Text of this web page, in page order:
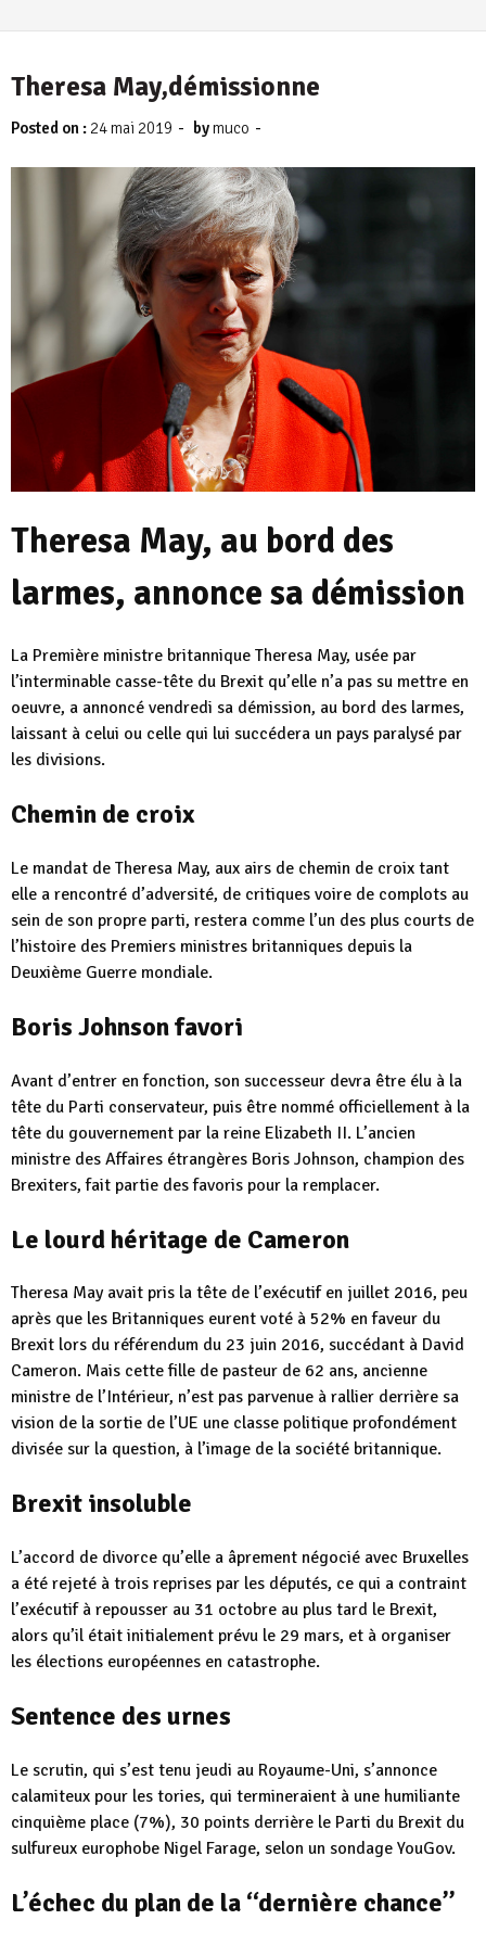
Theresa May,démissionne
Posted on : 24 mai 2019 - bymuco -
Theresa May, au bord des
larmes, annonce sa démission
La Première ministre britannique Theresa May, usée par
l’interminable casse-tête du Brexit qu’elle n’a pas su mettre en
oeuvre, a annoncé vendredi sa démission, au bord des larmes,
laissant à celui ou celle qui lui succédera un pays paralysé par
les divisions.
Chemin de croix
Le mandat de Theresa May, aux airs de chemin de croix tant
elle a rencontré d’adversité, de critiques voire de complots au
sein de son propre parti, restera comme l’un des plus courts de
l’histoire des Premiers ministres britanniques depuis la
Deuxième Guerre mondiale.
Boris Johnson favori
Avant d’entrer en fonction, son successeur devra être élu à la
tête du Parti conservateur, puis être nommé officiellement à la
tête du gouvernement par la reine Elizabeth II. L’ancien
ministre des Affaires étrangères Boris Johnson, champion des
Brexiters, fait partie des favoris pour la remplacer.
Le lourd héritage de Cameron
Theresa May avait pris la tête de l’exécutif en juillet 2016, peu
après que les Britanniques eurent voté à 52% en faveur du
Brexit lors du référendum du 23 juin 2016, succédant à David
Cameron. Mais cette fille de pasteur de 62 ans, ancienne
ministre de l’Intérieur, n’est pas parvenue à rallier derrière sa
vision de la sortie de l’UE une classe politique profondément
divisée sur la question, à l’image de la société britannique.
Brexit insoluble
L’accord de divorce qu’elle a âprement négocié avec Bruxelles
a été rejeté à trois reprises par les députés, ce qui a contraint
l’exécutif à repousser au 31 octobre au plus tard le Brexit,
alors qu’il était initialement prévu le 29 mars, et à organiser
les élections européennes en catastrophe.
Sentence des urnes
Le scrutin, qui s’est tenu jeudi au Royaume-Uni, s’annonce
calamiteux pour les tories, qui termineraient à une humiliante
cinquième place (7%), 30 points derrière le Parti du Brexit du
sulfureux europhobe Nigel Farage, selon un sondage YouGov.
L’échec du plan de la “dernière chance”